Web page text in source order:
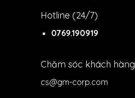
Hotline (24/7)
0769.190919
Chăm sóc khách hàng
cs@gm-corp.com